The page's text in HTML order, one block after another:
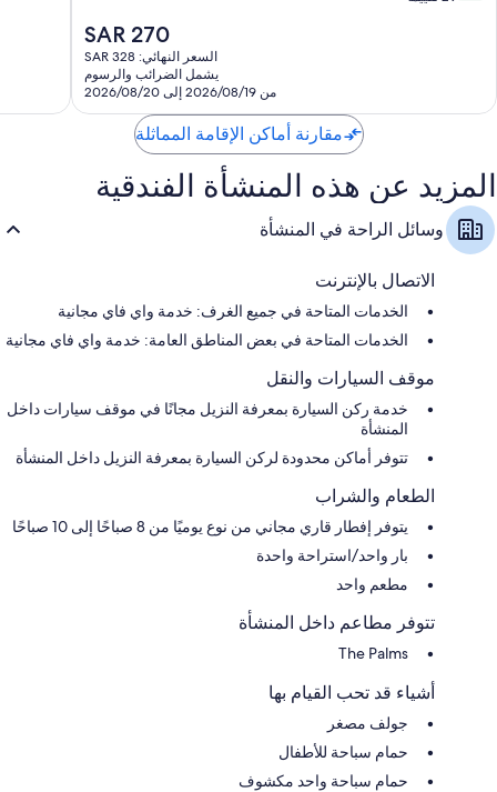
السعر
الحالي
هو
SAR
270
SAR 270
السعر النهائي: SAR 328
يشمل الضرائب والرسوم
من 2026/08/19 إلى 2026/08/20
مقارنة أماكن الإقامة المماثلة
المزيد عن هذه المنشأة الفندقية
وسائل الراحة في المنشأة
الاتصال بالإنترنت
الخدمات المتاحة في جميع الغرف: خدمة واي فاي مجانية
الخدمات المتاحة في بعض المناطق العامة: خدمة واي فاي مجانية
موقف السيارات والنقل
خدمة ركن السيارة بمعرفة النزيل مجانًا في موقف سيارات داخل
المنشأة
تتوفر أماكن محدودة لركن السيارة بمعرفة النزيل داخل المنشأة
الطعام والشراب
يتوفر إفطار قاري مجاني من نوع يوميًا من 8 صباحًا إلى 10 صباحًا
بار واحد/استراحة واحدة
مطعم واحد
تتوفر مطاعم داخل المنشأة
The Palms
أشياء قد تحب القيام بها
جولف مصغر
حمام سباحة للأطفال
حمام سباحة واحد مكشوف